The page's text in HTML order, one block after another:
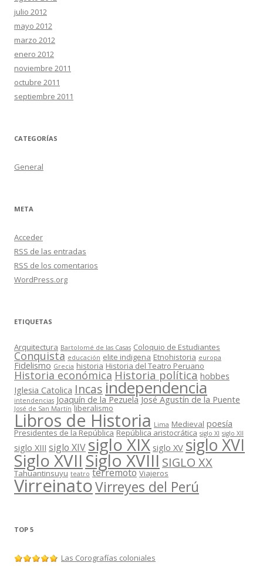
julio 2012
mayo 2012
marzo 2012
enero 2012
noviembre 2011
octubre 2011
septiembre 2011
CATEGORÍAS
General
META
Acceder
RSS de las entradas
RSS de los comentarios
WordPress.org
ETIQUETAS
Arquitectura Bartolomé de las Casas Coloquio de Estudiantes
Conquista educación elite indigena Etnohistoria europa
Fidelismo Grecia historia Historia del Teatro Peruano
Historia económica Historia política hobbes
Iglesia Catolica Incasindependencia
intendencias Joaquín de la Pezuela José Agustín de la Puente
José de San Martín liberalismo
Libros de Historia Lima Medieval poesía
Presidentes de la República República aristocrática siglo XI siglo XII
siglo XIII siglo XIV siglo XIX siglo XV siglo XVI
Siglo XVIISiglo XVIIISIGLO XX
Tahuantinsuyu teatro terremoto Viajeros
VirreinatoVirreyes del Perú
TOP 5
Las Corografías coloniales